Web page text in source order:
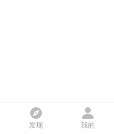
发现 我的